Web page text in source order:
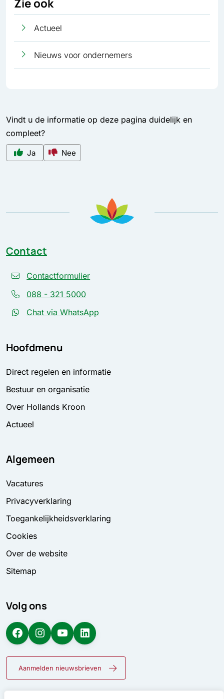
Zie ook
Actueel
Nieuws voor ondernemers
Vindt u de informatie op deze pagina duidelijk en
compleet?
Ja Nee
Contact
Contactformulier
088 - 321 5000
Chat via WhatsApp
Hoofdmenu
Direct regelen en informatie
Bestuur en organisatie
Over Hollands Kroon
Actueel
Algemeen
Vacatures
Privacyverklaring
Toegankelijkheidsverklaring
Cookies
Over de website
Sitemap
Volg ons
Facebook Instagram YouTube LinkedIn
Aanmelden nieuwsbrieven